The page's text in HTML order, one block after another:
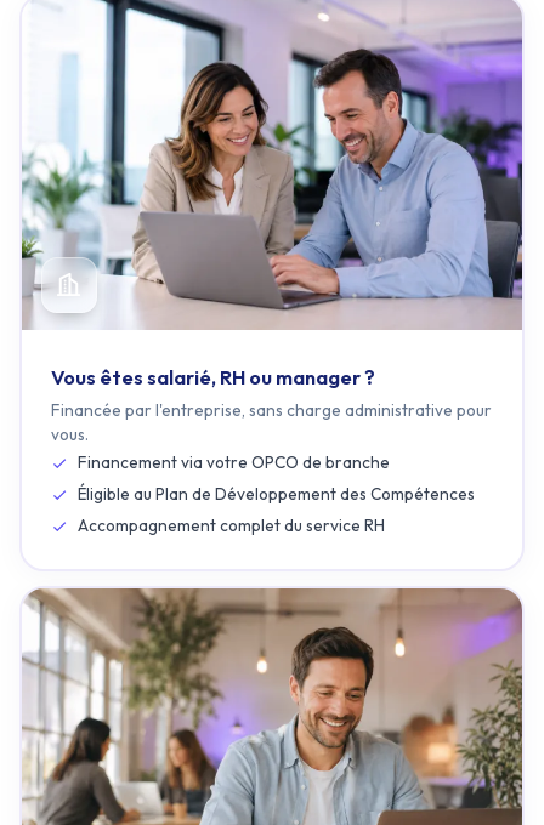
Vous êtes salarié, RH ou manager ?
Financée par l'entreprise, sans charge administrative pour
vous.
Financement via votre OPCO de branche
Éligible au Plan de Développement des Compétences
Accompagnement complet du service RH